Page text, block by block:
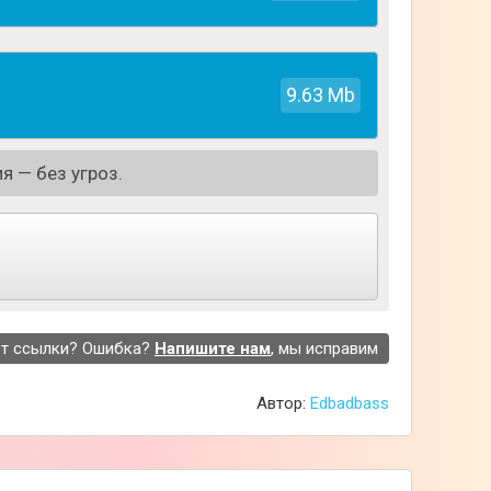
эмоции. В приложении вы найдёте таких
момент в игре. Помимо стикеров в
9.63 Mb
— без угроз.
ссылки? Ошибка? Напишите нам, мы исправим
Автор: Edbadbass